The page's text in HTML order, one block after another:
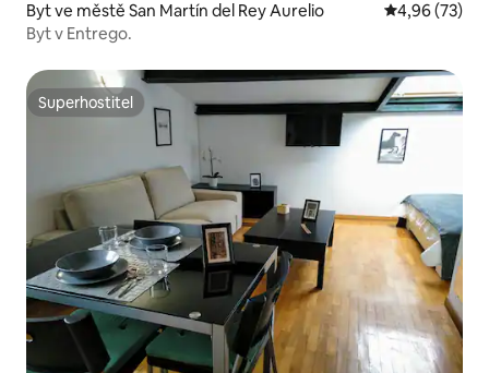
Byt ve městě San Martín del Rey Aurelio Průměrné
4,96 (73)
Byt v Entrego.
Superhostitel
Superhostitel